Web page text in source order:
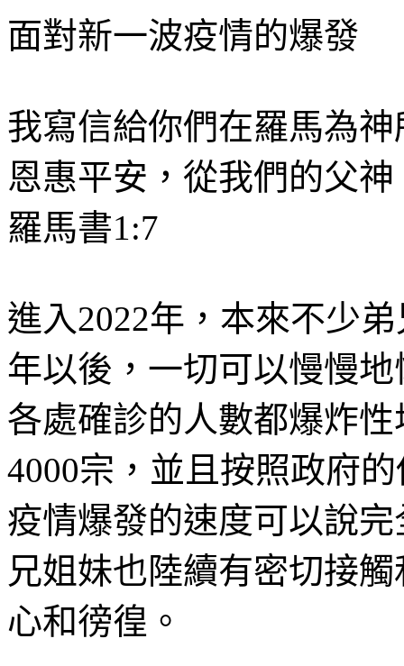
面對新一波疫情的爆發
我寫信給你們在羅馬為
恩惠平安，從我們的父
羅馬書1:7
進入2022年，本來不少
年以後，一切可以慢慢
各處確診的人數都爆炸
4000宗，並且按照政府
疫情爆發的速度可以說
兄姐妹也陸續有密切接
心和徬徨。